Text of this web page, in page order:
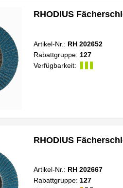
RHODIUS
Artikel-Nr.: RH 202652
Rabattgruppe: 127
Verfügbarkeit:
RHODIUS
Artikel-Nr.: RH 202667
Rabattgruppe: 127